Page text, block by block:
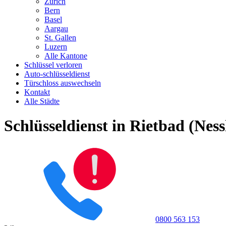
Bern
Basel
Aargau
St. Gallen
Luzern
Alle Kantone
Schlüssel verloren
Auto-schlüsseldienst
Türschloss auswechseln
Kontakt
Alle Städte
Schlüsseldienst in Rietbad
0800 563 153